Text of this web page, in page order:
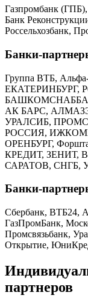
Газпромбанк
Банк
Россельхозбанк,
Банки-
Группа ВТБ,
ЕКАТЕРИНБУРГ,
АК БАРС,
УРАЛСИБ,
РОССИЯ,
ОРЕНБУРГ,
КРЕДИТ, ЗЕНИТ,
САРАТОВ, СНГБ,
Банки-
Сбербанк, ВТБ24,
ГазПромБанк,
Промсвязьбанк,
Открытие,
партнеров